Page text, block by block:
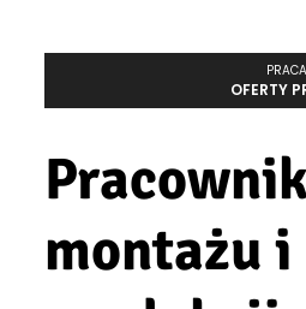
PRACA
OFERTY
montażu i